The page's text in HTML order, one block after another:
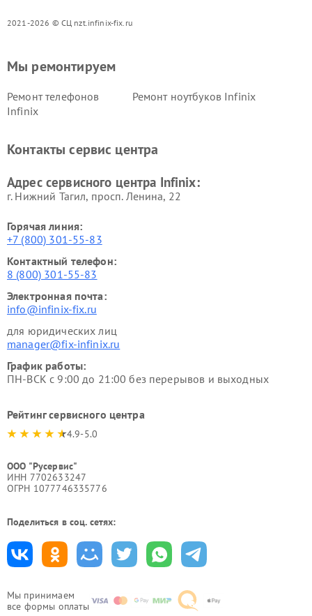
2021-2026 © СЦ nzt.infinix-fix.ru
Мы принимаем
все формы оплаты
Мы ремонтируем
Ремонт телефонов
Infinix
Ремонт ноутбуков Infinix
Контакты сервис центра
Адрес сервисного центра Infinix:
г. Нижний Тагил, просп. Ленина, 22
Горячая линия:
+7 (800) 301-55-83
Контактный телефон:
8 (800) 301-55-83
Электронная почта:
info@infinix-fix.ru
для юридических лиц
manager@fix-infinix.ru
График работы:
ПН-ВСК с 9:00 до 21:00 без перерывов и выходных
Рейтинг сервисного центра
4.9-5.0
ООО "Русервис"
ИНН 7702633247
ОГРН 1077746335776
Поделиться в соц. сетях: